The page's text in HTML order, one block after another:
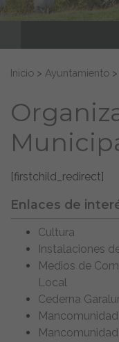
Buscar:
Inicio > Ayuntamiento >
[firstchild_redirect]
Enlaces de
Cultura
Instalaciones
Medios de
Local
Cederna